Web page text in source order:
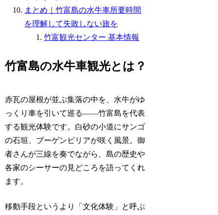
まとめ｜竹富島の水牛車所要時間
を理解して失敗しない旅を
竹富観光センター 基本情報
竹富島の水牛車観光とは？
赤瓦の屋根が並ぶ集落の中を、水牛がゆ
っくり車を引いて巡る――竹富島を代表
する観光体験です。白砂の小道にサンゴ
の石垣、ブーゲンビリアが咲く風景。御
者さんが三線を奏でながら、島の歴史や
各家のシーサーの見どころを語ってくれ
ます。
移動手段というより「文化体験」と呼ぶ